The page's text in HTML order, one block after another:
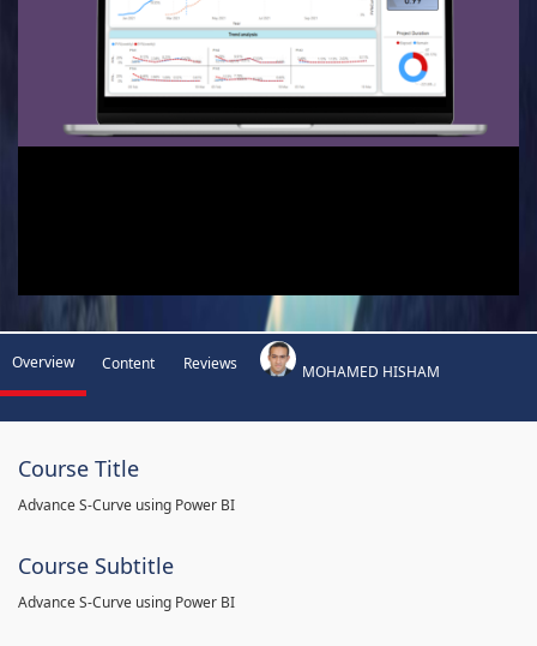
Overview Content Reviews MOHAMED HISHAM
Course Title
Advance S-Curve using Power BI
Course Subtitle
Advance S-Curve using Power BI